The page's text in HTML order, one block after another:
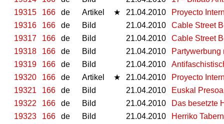
19315
166 de Artikel ★ 21.04.2010
Proyecto
19316
166 de Bild 21.04.2010
Cable Street
19317
166 de Bild 21.04.2010
Cable Street
19318
166 de Bild 21.04.2010
Partywerbung
19319
166 de Bild 21.04.2010
19320
166 de Artikel ★ 21.04.2010
Proyecto
19321
166 de Bild 21.04.2010
Euskal
19322
166 de Bild 21.04.2010
Das besetzte
19323
166 de Bild 21.04.2010
Herriko